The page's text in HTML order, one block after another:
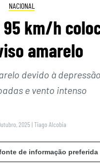
NACIONAL
km/h
amarelo
devido à
e vento intenso
2025 |Tiago Alcobia
de informação preferida